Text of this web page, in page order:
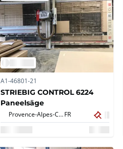
A1-46801-21
STRIEBIG CONTROL 6224
Paneelsäge
Provence-Alpes-Côte d'Azur,FR